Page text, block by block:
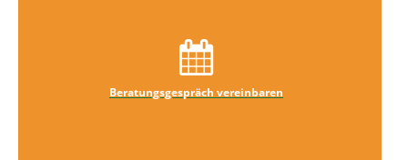
Beratungsgespräch vereinbaren